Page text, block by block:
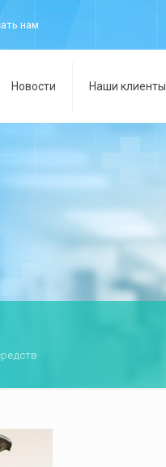
нам
Новости Наши клиенты